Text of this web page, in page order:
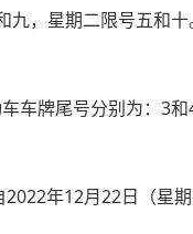
，星期二限号五和
车牌尾号分别为：3
年12月22日（星